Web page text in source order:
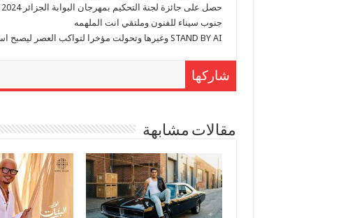
جنوب سيناء للفنون وملتقي انت الملهمه
STAND BY AI وغيرها وتحولت مؤخرا لتواكب العصر ليصبح اسمها
شاركها
مقالات مشابهة